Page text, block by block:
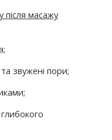
після масажу
звужені пори;